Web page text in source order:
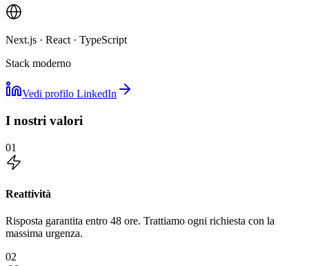
Next.js · React · TypeScript
Stack moderno
Vedi profilo LinkedIn
I nostri valori
01
Reattività
Risposta garantita entro 48 ore. Trattiamo ogni richiesta con la
massima urgenza.
02